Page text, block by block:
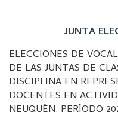
JUNTA
ELECCIONES DE
DE LAS JUNTAS DE
DISCIPLINA EN
DOCENTES EN
NEUQUÉN. PERÍODO